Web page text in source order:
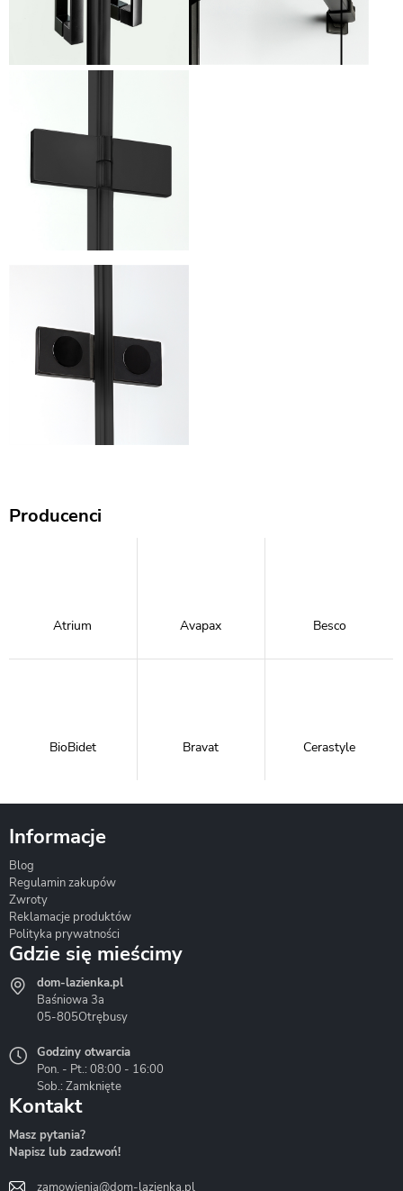
Producenci
Atrium Avapax Besco
BioBidet Bravat Cerastyle
Hydrostop
Liveno
Informacje
Blog
Regulamin zakupów
Zwroty
Reklamacje produktów
Polityka prywatności
Gdzie się mieścimy
dom-lazienka.pl
Baśniowa 3a
05-805Otrębusy
Godziny otwarcia
Pon. - Pt.: 08:00 - 16:00
Sob.: Zamknięte
Kontakt
Masz pytania?
Napisz lub zadzwoń!
zamowienia@dom-lazienka.pl